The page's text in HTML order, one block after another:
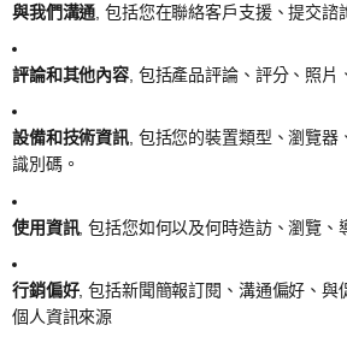
與我們溝通 , 包括您在聯絡客戶支援、提交
評論和其他內容 , 包括產品評論、評分、照
設備和技術資訊, 包括您的裝置類型、瀏覽器
識別碼。
使用資訊, 包括您如何以及何時造訪、瀏覽、
行銷偏好, 包括新聞簡報訂閱、溝通偏好、與
個人資訊來源